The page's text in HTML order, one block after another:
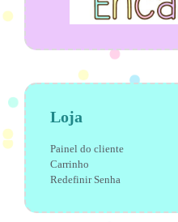
Loja
Painel do cliente
Carrinho
Redefinir Senha